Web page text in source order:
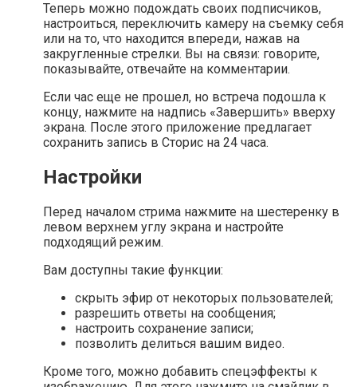
Теперь можно подождать своих подписчиков,
настроиться, переключить камеру на съемку себя
или на то, что находится впереди, нажав на
закругленные стрелки. Вы на связи: говорите,
показывайте, отвечайте на комментарии.
Если час еще не прошел, но встреча подошла к
концу, нажмите на надпись «Завершить» вверху
экрана. После этого приложение предлагает
сохранить запись в Сторис на 24 часа.
Настройки
Перед началом стрима нажмите на шестеренку в
левом верхнем углу экрана и настройте
подходящий режим.
Вам доступны такие функции:
скрыть эфир от некоторых пользователей;
разрешить ответы на сообщения;
настроить сохранение записи;
позволить делиться вашим видео.
Кроме того, можно добавить спецэффекты к